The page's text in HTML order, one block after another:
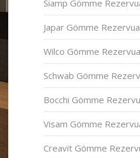
Siamp Gömme
Japar Gömme
Wilco Gömme
Schwab Gömme
Bocchi Gömme
Visam Gömme
Creavit Gömme